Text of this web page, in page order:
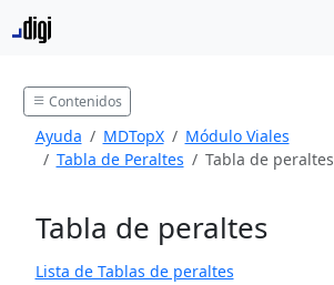
Contenidos
Ayuda MDTopX
Módulo Viales
Tabla de Peraltes
Tabla de peraltes
Tabla de peraltes
Lista de Tablas de peraltes